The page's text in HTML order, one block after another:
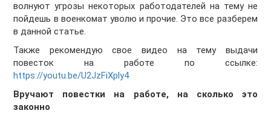
волнуют угрозы некоторых работодателей на тему не
пойдешь в военкомат уволю и прочие. Это все разберем
в данной статье.
Также рекомендую свое видео на тему выдачи
повесток на работе по ссылке:
https://youtu.be/U2JzFiXply4
Вручают повестки на работе, на сколько это
законно